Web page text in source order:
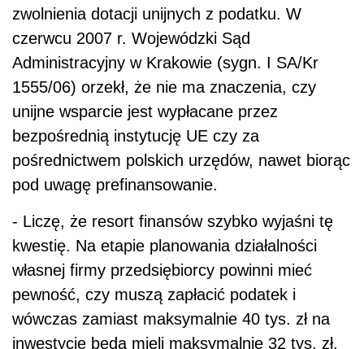
zwolnienia dotacji unijnych z podatku. W
czerwcu 2007 r. Wojewódzki Sąd
Administracyjny w Krakowie (sygn. I SA/Kr
1555/06) orzekł, że nie ma znaczenia, czy
unijne wsparcie jest wypłacane przez
bezpośrednią instytucję UE czy za
pośrednictwem polskich urzędów, nawet biorąc
pod uwagę prefinansowanie.
- Liczę, że resort finansów szybko wyjaśni tę
kwestię. Na etapie planowania działalności
własnej firmy przedsiębiorcy powinni mieć
pewność, czy muszą zapłacić podatek i
wówczas zamiast maksymalnie 40 tys. zł na
inwestycje będą mieli maksymalnie 32 tys. zł,